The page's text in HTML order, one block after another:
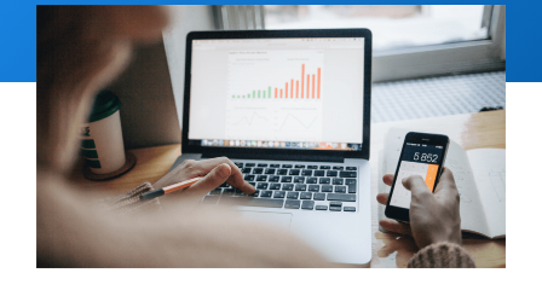
Los geht's